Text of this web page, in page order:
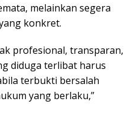
melainkan segera
konkret.
profesional, transparan,
diduga terlibat harus
terbukti bersalah
yang berlaku,”